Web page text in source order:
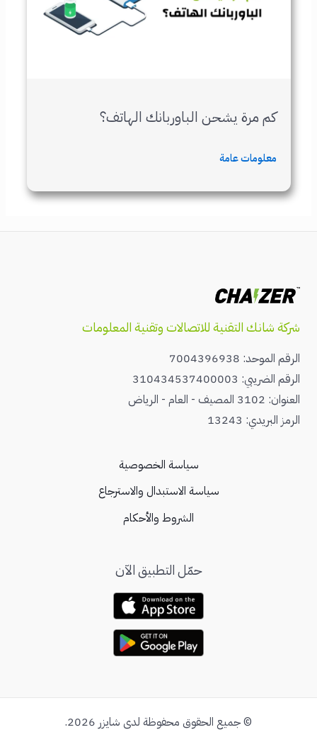
كم مرة يشحن الباوربانك الهاتف؟
معلومات عامة
شركة شانك التقنية للاتصالات وتقنية المعلومات
الرقم الموحد: 7004396938
الرقم الضريبي: 310434537400003
العنوان: 3102 المصيف - العام - الرياض
الرمز البريدي: 13243
سياسة الخصوصية
سياسة الاستبدال والاسترجاع
الشروط والأحكام
حمّل التطبيق الآن
© جميع الحقوق محفوظة لدى شايزر 2026.